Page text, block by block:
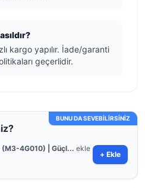
kargo yapılır. İade/garanti
geçerlidir.
BUNU DA SEVEBİLİRSİNİZ
4G010) | Güçl... ekle
+ Ekle